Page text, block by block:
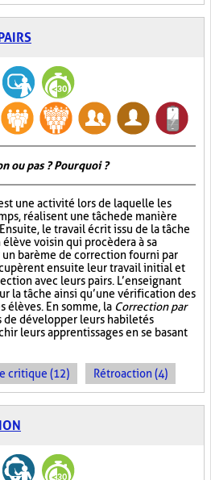
ou pas ? Pourquoi ?
une activité lors de laquelle les
réalisent une tâche de manière
le travail écrit issu de la tâche
voisin qui procèdera à sa
barème de correction fourni par
ensuite leur travail initial et
avec leurs pairs. L’enseignant
la tâche ainsi qu’une vérification des
élèves. En somme, la Correction par
développer leurs habiletés
leurs apprentissages en se basant
critique (12) Rétroaction (4)